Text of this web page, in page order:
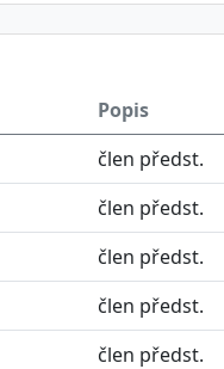
Popis
člen předst.
člen předst.
člen předst.
člen předst.
člen předst.